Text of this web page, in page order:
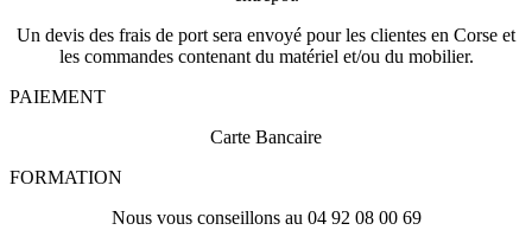
Un devis des frais de port sera envoyé pour les clientes en Corse et
les commandes contenant du matériel et/ou du mobilier.
PAIEMENT
Carte Bancaire
FORMATION
Nous vous conseillons au 04 92 08 00 69